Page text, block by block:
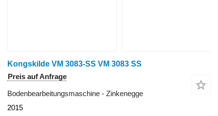
Kongskilde VM 3083-SS VM 3083 SS
Preis auf Anfrage
Bodenbearbeitungsmaschine - Zinkenegge
2015